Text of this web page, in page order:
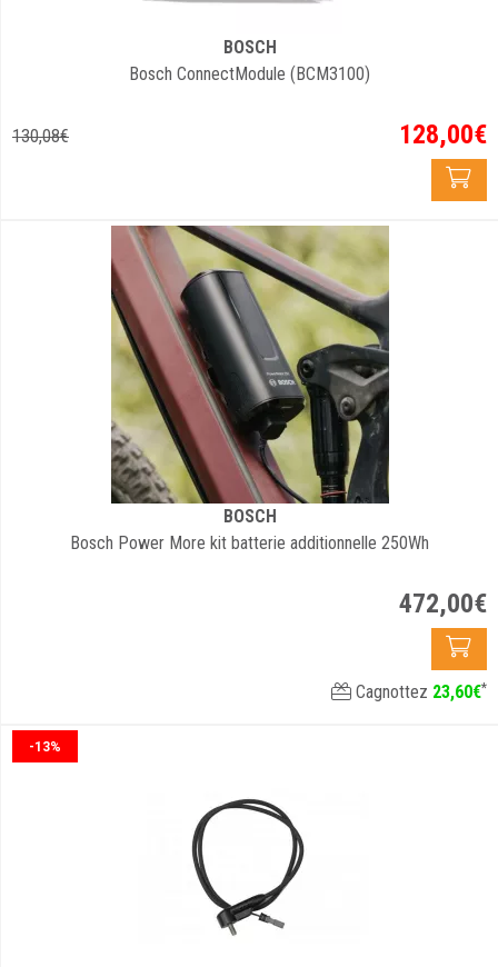
BOSCH
Bosch ConnectModule (BCM3100)
130,08€ 128,00€
BOSCH
Bosch Power More kit batterie additionnelle 250Wh
472,00€
Cagnottez 23,60€*
-13%